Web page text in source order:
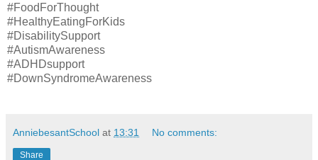
#FoodForThought
#HealthyEatingForKids
#DisabilitySupport
#AutismAwareness
#ADHDsupport
#DownSyndromeAwareness
AnniebesantSchool at 13:31 No comments:
Share